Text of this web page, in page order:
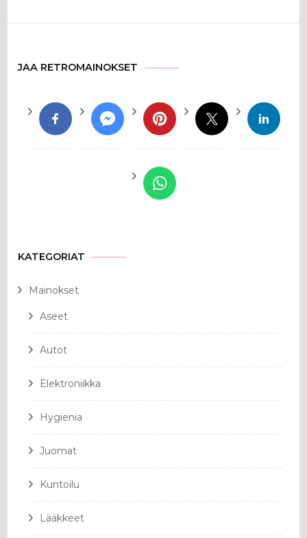
JAA RETROMAINOKSET
KATEGORIAT
Mainokset
Aseet
Autot
Elektroniikka
Hygienia
Juomat
Kuntoilu
Lääkkeet